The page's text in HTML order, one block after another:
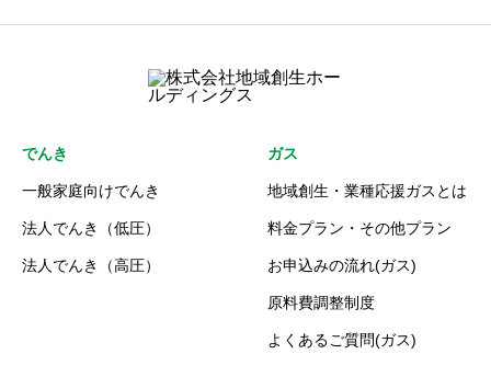
でんき
一般家庭向けでんき
法人でんき（低圧）
法人でんき（高圧）
ガス
地域創生・業種応援ガスとは
料金プラン・その他プラン
お申込みの流れ(ガス)
原料費調整制度
よくあるご質問(ガス)